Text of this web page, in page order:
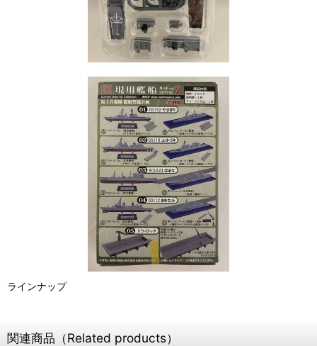
ラインナップ
関連商品（Related products）